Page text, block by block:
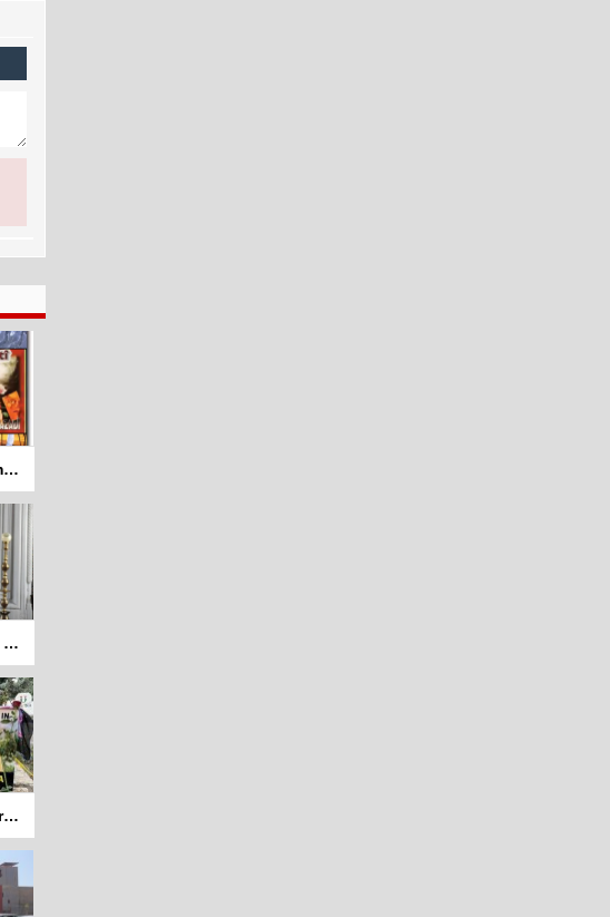
Kürt Müziğinin Değişim Hikayesi: Koma Dengê Azadî ve Koma Amed
Diyanet işlerinin hutbe sisteminde 8 dil var Kürtçe yok
DFG Ağustas Ayı Raporu: 2 gazeteci hayatını kaybetti 401 habere erişim engeli getirildi